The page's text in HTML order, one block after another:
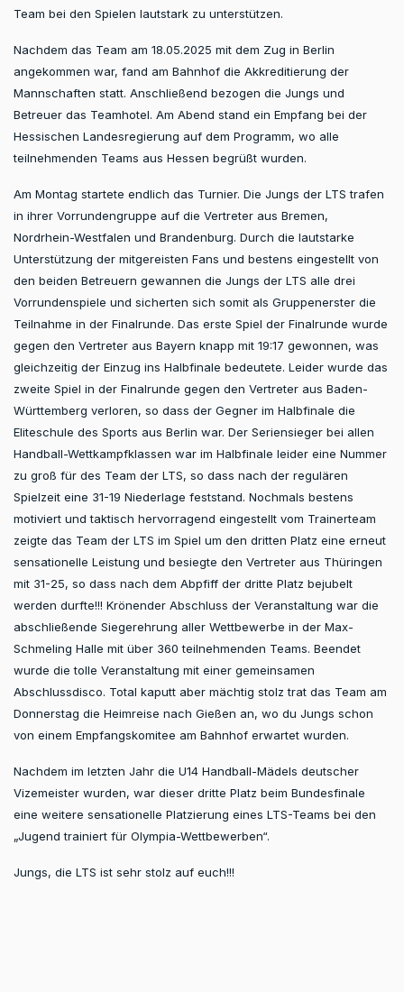
Team bei den Spielen lautstark zu unterstützen.
Nachdem das Team am 18.05.2025 mit dem Zug in Berlin
angekommen war, fand am Bahnhof die Akkreditierung der
Mannschaften statt. Anschließend bezogen die Jungs und
Betreuer das Teamhotel. Am Abend stand ein Empfang bei der
Hessischen Landesregierung auf dem Programm, wo alle
teilnehmenden Teams aus Hessen begrüßt wurden.
Am Montag startete endlich das Turnier. Die Jungs der LTS trafen
in ihrer Vorrundengruppe auf die Vertreter aus Bremen,
Nordrhein-Westfalen und Brandenburg. Durch die lautstarke
Unterstützung der mitgereisten Fans und bestens eingestellt von
den beiden Betreuern gewannen die Jungs der LTS alle drei
Vorrundenspiele und sicherten sich somit als Gruppenerster die
Teilnahme in der Finalrunde. Das erste Spiel der Finalrunde wurde
gegen den Vertreter aus Bayern knapp mit 19:17 gewonnen, was
gleichzeitig der Einzug ins Halbfinale bedeutete. Leider wurde das
zweite Spiel in der Finalrunde gegen den Vertreter aus Baden-
Württemberg verloren, so dass der Gegner im Halbfinale die
Eliteschule des Sports aus Berlin war. Der Seriensieger bei allen
Handball-Wettkampfklassen war im Halbfinale leider eine Nummer
zu groß für des Team der LTS, so dass nach der regulären
Spielzeit eine 31-19 Niederlage feststand. Nochmals bestens
motiviert und taktisch hervorragend eingestellt vom Trainerteam
zeigte das Team der LTS im Spiel um den dritten Platz eine erneut
sensationelle Leistung und besiegte den Vertreter aus Thüringen
mit 31-25, so dass nach dem Abpfiff der dritte Platz bejubelt
werden durfte!!! Krönender Abschluss der Veranstaltung war die
abschließende Siegerehrung aller Wettbewerbe in der Max-
Schmeling Halle mit über 360 teilnehmenden Teams. Beendet
wurde die tolle Veranstaltung mit einer gemeinsamen
Abschlussdisco. Total kaputt aber mächtig stolz trat das Team am
Donnerstag die Heimreise nach Gießen an, wo du Jungs schon
von einem Empfangskomitee am Bahnhof erwartet wurden.
Nachdem im letzten Jahr die U14 Handball-Mädels deutscher
Vizemeister wurden, war dieser dritte Platz beim Bundesfinale
eine weitere sensationelle Platzierung eines LTS-Teams bei den
„Jugend trainiert für Olympia-Wettbewerben“.
Jungs, die LTS ist sehr stolz auf euch!!!